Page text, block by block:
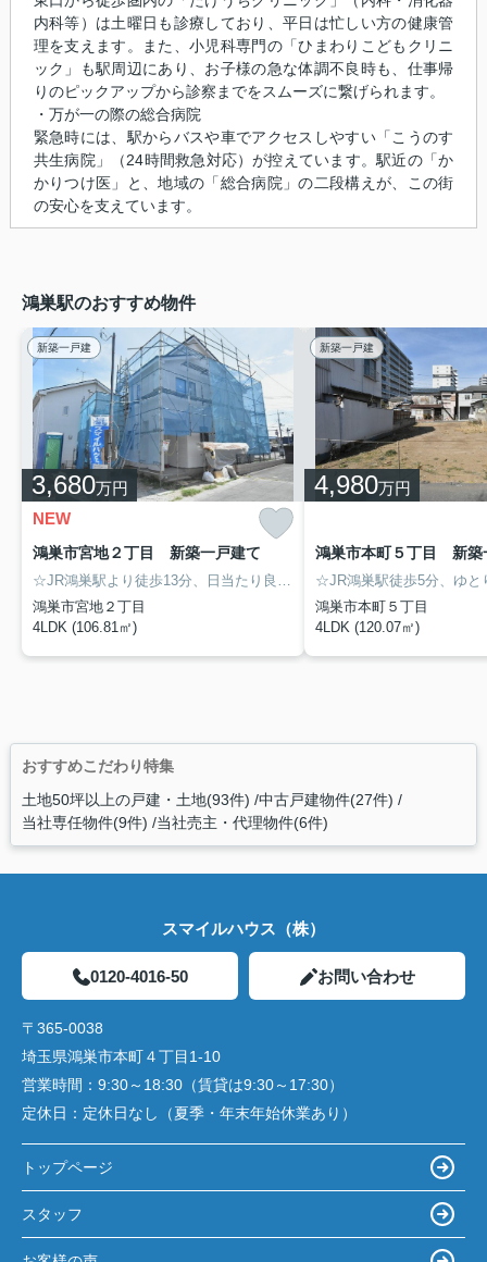
内科等）は土曜日も診療しており、平日は忙しい方の健康管
理を支えます。また、小児科専門の「ひまわりこどもクリニ
ック」も駅周辺にあり、お子様の急な体調不良時も、仕事帰
りのピックアップから診察までをスムーズに繋げられます。
・万が一の際の総合病院
緊急時には、駅からバスや車でアクセスしやすい「こうのす
共生病院」（24時間救急対応）が控えています。駅近の「か
かりつけ医」と、地域の「総合病院」の二段構えが、この街
の安心を支えています。
鴻巣駅のおすすめ物件
新築一戸建
3,680万円
NEW
鴻巣市宮地２丁目 新築一戸建て
☆JR鴻巣駅より徒歩13分、日当たり良好な敷地42坪の新築戸建です☆ ZEH水準住宅・耐震等級2で安心・快適な暮らしを♪ コンビニ徒歩5分、スーパー徒歩7分など住環境も良好♪ 鴻巣北小学校徒歩12分です。
鴻巣市宮地２丁目
4LDK (106.81㎡)
新築一戸建
4,980万円
鴻巣市本町５丁目
4LDK (120.07㎡)
おすすめこだわり特集
土地50坪以上の戸建・土地(93件) 中古戸建物件(27件)
当社専任物件(9件) 当社売主・代理物件(6件)
スマイルハウス（株）
0120-4016-50 お問い合わせ
〒365-0038
埼玉県鴻巣市本町４丁目1-10
営業時間： 9:30～18:30（賃貸は9:30～17:30）
定休日： 定休日なし（夏季・年末年始休業あり）
トップページ
スタッフ